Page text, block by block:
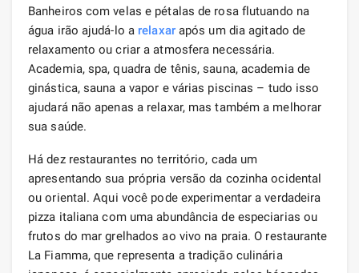
Banheiros com velas e pétalas de rosa flutuando na
água irão ajudá-lo a relaxarapós um dia agitado de
relaxamento ou criar a atmosfera necessária.
Academia, spa, quadra de tênis, sauna, academia de
ginástica, sauna a vapor e várias piscinas – tudo isso
ajudará não apenas a relaxar, mas também a melhorar
sua saúde.
Há dez restaurantes no território, cada um
apresentando sua própria versão da cozinha ocidental
ou oriental. Aqui você pode experimentar a verdadeira
pizza italiana com uma abundância de especiarias ou
frutos do mar grelhados ao vivo na praia. O restaurante
La Fiamma, que representa a tradição culinária